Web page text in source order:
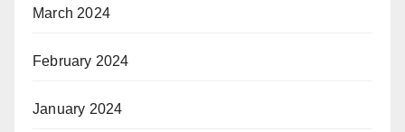
March 2024
February 2024
January 2024